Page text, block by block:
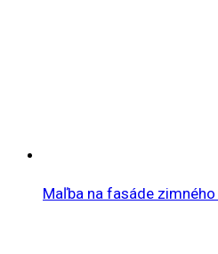
Maľba na fasáde